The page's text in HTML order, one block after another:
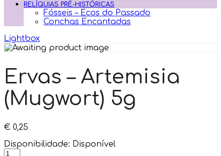
RELÍQUIAS PRÉ-HISTÓRICAS
Fósseis – Ecos do Passado
Conchas Encantadas
Lightbox
Ervas – Artemisia
(Mugwort) 5g
€ 0,25
Disponibilidade: Disponível